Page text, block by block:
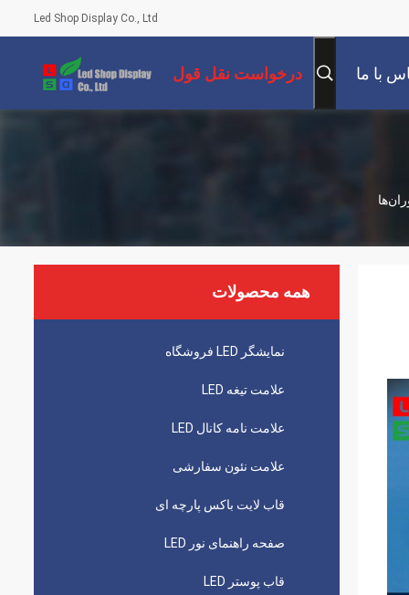
Led Shop Display Co., Ltd
با ما درخواست نقل قول
همه محصولات
نمایشگر LED فروشگاه
علامت تیغه LED
علامت نامه کانال LED
علامت نئون سفارشی
قاب لایت باکس پارچه ای
صفحه راهنمای نور LED
قاب پوستر LED